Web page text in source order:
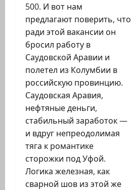
500. И вот нам
предлагают поверить, что
ради этой вакансии он
бросил работу в
Саудовской Аравии и
полетел из Колумбии в
российскую провинцию.
Саудовская Аравия,
нефтяные деньги,
стабильный заработок —
и вдруг непреодолимая
тяга к романтике
сторожки под Уфой.
Логика железная, как
сварной шов из этой же